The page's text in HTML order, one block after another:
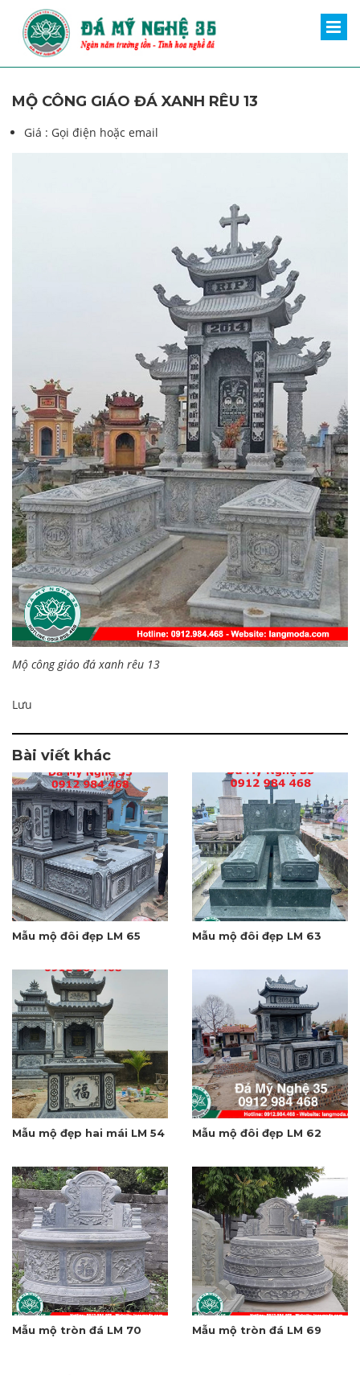
MỘ CÔNG GIÁO ĐÁ XANH RÊU 13
Giá : Gọi điện hoặc email
Mộ công giáo đá xanh rêu 13
Lưu
Bài viết khác
Mẫu mộ đôi đẹp LM 65 Mẫu mộ đôi đẹp LM 63
Mẫu mộ đẹp hai mái LM 54 Mẫu mộ đôi đẹp LM 62
Mẫu mộ tròn đá LM 70 Mẫu mộ tròn đá LM 69